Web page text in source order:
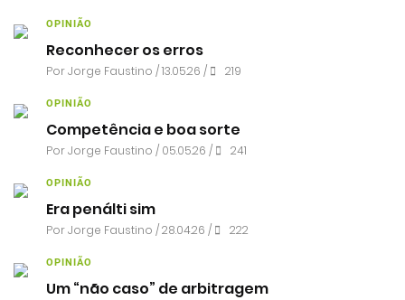
OPINIÃO
Reconhecer os erros
PorJorge Faustino / 13.05.26 / 219
OPINIÃO
Competência e boa sorte
PorJorge Faustino / 05.05.26 / 241
OPINIÃO
Era penálti sim
PorJorge Faustino / 28.04.26 / 222
OPINIÃO
Um “não caso” de arbitragem